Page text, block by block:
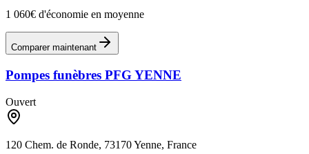
1 060€ d'économie en moyenne
Comparer maintenant
Pompes funèbres PFG YENNE
Ouvert
120 Chem. de Ronde, 73170 Yenne, France